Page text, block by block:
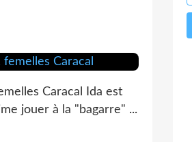
Caracal Ida est
jouer à la "bagarre" ...